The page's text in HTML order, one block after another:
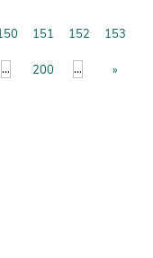
151 152 153
... 200 ... »